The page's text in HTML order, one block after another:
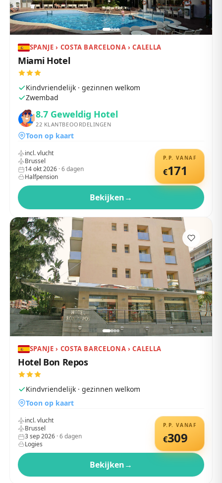
SPANJE › COSTA BARCELONA › CALELLA
Miami Hotel
Kindvriendelijk · gezinnen welkom
Zwembad
8.7 Geweldig Hotel
22 KLANTBEOORDELINGEN
Toon op kaart
P.P. VANAF
€171
incl. vlucht
Brussel
14 okt 2026 ·6dagen
Halfpension
Bekijken→
SPANJE › COSTA BARCELONA › CALELLA
Hotel Bon Repos
Kindvriendelijk · gezinnen welkom
Toon op kaart
P.P. VANAF
€309
incl. vlucht
Brussel
3 sep 2026 ·6dagen
Logies
Bekijken→